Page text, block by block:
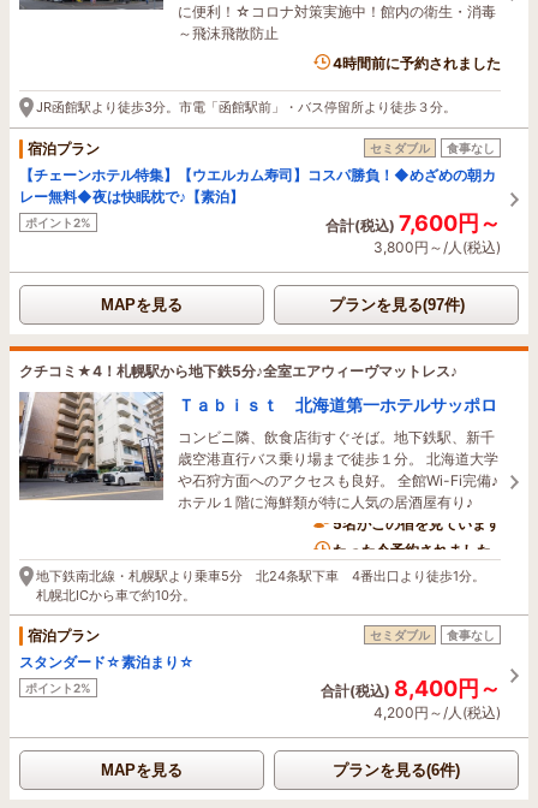
に便利！☆コロナ対策実施中！館内の衛生・消毒
～飛沫飛散防止
4時間前に予約されました
JR函館駅より徒歩3分。市電「函館駅前」・バス停留所より徒歩３分。
宿泊プラン セミダブル 食事なし
【チェーンホテル特集】【ウエルカム寿司】コスパ勝負！◆めざめの朝カ
レー無料◆夜は快眠枕で♪【素泊】
ポイント2% 合計(税込) 7,600円～
3,800円～/人(税込)
MAPを見る プランを見る(97件)
クチコミ★4！札幌駅から地下鉄5分♪全室エアウィーヴマットレス♪
Ｔａｂｉｓｔ 北海道第一ホテルサッポロ
コンビニ隣、飲食店街すぐそば。地下鉄駅、新千
歳空港直行バス乗り場まで徒歩１分。 北海道大学
や石狩方面へのアクセスも良好。 全館Wi-Fi完備♪
ホテル１階に海鮮類が特に人気の居酒屋有り♪
5名がこの宿を見ています
たった今予約されました
地下鉄南北線・札幌駅より乗車5分 北24条駅下車 4番出口より徒歩1分。
札幌北ICから車で約10分。
宿泊プラン セミダブル 食事なし
スタンダード☆素泊まり☆
ポイント2% 合計(税込) 8,400円～
4,200円～/人(税込)
MAPを見る プランを見る(6件)